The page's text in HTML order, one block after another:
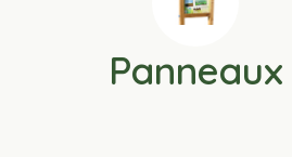
Panneaux